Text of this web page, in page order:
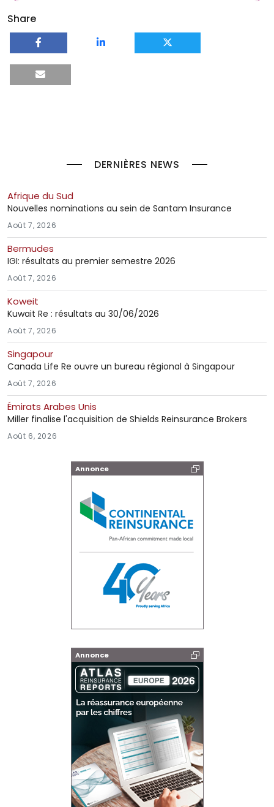
Share
DERNIÈRES NEWS
Afrique du Sud
Nouvelles nominations au sein de Santam Insurance
Août 7, 2026
Bermudes
IGI: résultats au premier semestre 2026
Août 7, 2026
Koweit
Kuwait Re : résultats au 30/06/2026
Août 7, 2026
Singapour
Canada Life Re ouvre un bureau régional à Singapour
Août 7, 2026
Émirats Arabes Unis
Miller finalise l'acquisition de Shields Reinsurance Brokers
Août 6, 2026
Annonce
Annonce